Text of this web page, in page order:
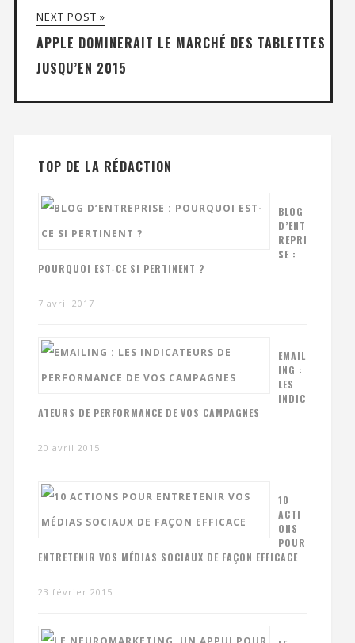
NEXT POST »
APPLE DOMINERAIT LE MARCHÉ DES TABLETTES
JUSQU’EN 2015
TOP DE LA RÉDACTION
BLOG
D’ENT
REPRI
SE :
POURQUOI EST-CE SI PERTINENT ?
7 avril 2017
EMAIL
ING :
LES
INDIC
ATEURS DE PERFORMANCE DE VOS CAMPAGNES
20 avril 2015
10
ACTI
ONS
POUR
ENTRETENIR VOS MÉDIAS SOCIAUX DE FAÇON EFFICACE
23 février 2015